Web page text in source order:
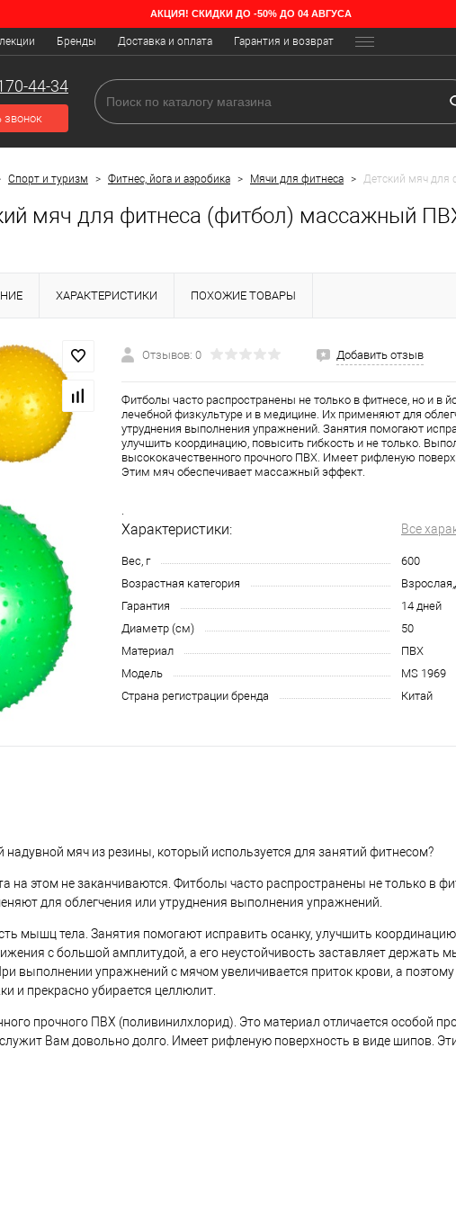
АКЦИЯ! СКИДКИ ДО -50% ДО 04 АВГУСА
Бренды Доставка и оплата Гарантия и возврат
44-34
звонок
Спорт и туризм > Фитнес, йога и аэробика > Мячи для фитнеса > Детский мяч для
мяч для фитнеса (фитбол) массажный
ХАРАКТЕРИСТИКИ ПОХОЖИЕ ТОВАРЫ
Отзывов: 0 Добавить отзыв
Фитболы часто распространены не только в фитнесе, но и в
лечебной физкультуре и в медицине. Их применяют для
утруднения выполнения упражнений. Занятия помогают
улучшить координацию, повысить гибкость и не только.
высококачественного прочного ПВХ. Имеет рифленую
Этим мяч обеспечивает массажный эффект.
Характеристики: Все
Вес, г
600
Возрастная категория
Гарантия
14 дней
Диаметр (см)
50
Материал
ПВХ
Модель
MS 1969
Страна регистрации бренда
Китай
мяч из резины, который используется для занятий фитнесом?
этом не заканчиваются. Фитболы часто распространены не только в
для облегчения или утруднения выполнения упражнений.
мышц тела. Занятия помогают исправить осанку, улучшить
с большой амплитудой, а его неустойчивость заставляет держать
выполнении упражнений с мячом увеличивается приток крови, а поэтому
и прекрасно убирается целлюлит.
прочного ПВХ (поливинилхлорид). Это материал отличается особой
Вам довольно долго. Имеет рифленую поверхность в виде шипов.